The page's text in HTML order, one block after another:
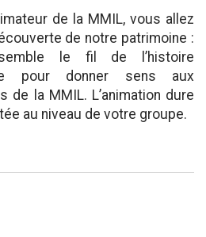
de la MMIL, vous allez
de notre patrimoine :
le fil de l’histoire
pour donner sens aux
la MMIL. L’animation dure
au niveau de votre groupe.